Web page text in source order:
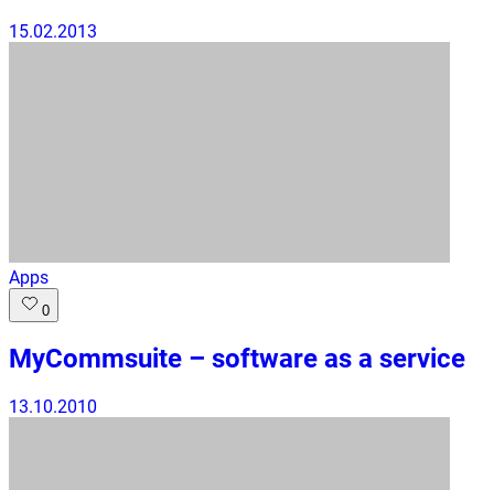
15.02.2013
Apps
0
MyCommsuite – software as a service
13.10.2010